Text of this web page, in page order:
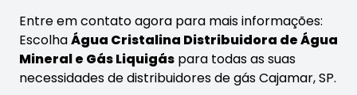
Entre em contato agora para mais informações:
EscolhaÁgua Cristalina Distribuidora de Água
Mineral e Gás Liquigás para todas as suas
necessidades de distribuidores de gás Cajamar, SP.